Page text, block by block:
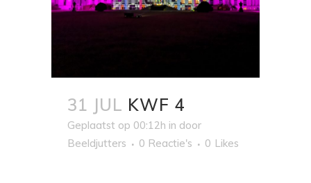
31 JUL KWF 4
Geplaatst op 00:12h in door
Beeldjutters
0 Reactie's 0 Likes